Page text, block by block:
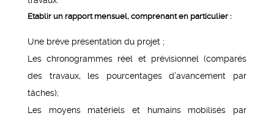
Etablir un rapport mensuel, comprenant en particulier :
Une brève présentation du projet ;
Les chronogrammes réel et prévisionnel (comparés
des travaux, les pourcentages d’avancement par
tâches);
Les moyens matériels et humains mobilisés par